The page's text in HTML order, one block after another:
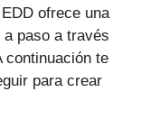
ofrece una
paso a través
continuación te
para crear